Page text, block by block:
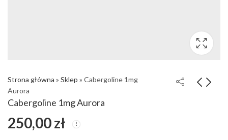
Strona główna » Sklep » Cabergoline 1mg
Aurora
Cabergoline 1mg Aurora
250,00zł